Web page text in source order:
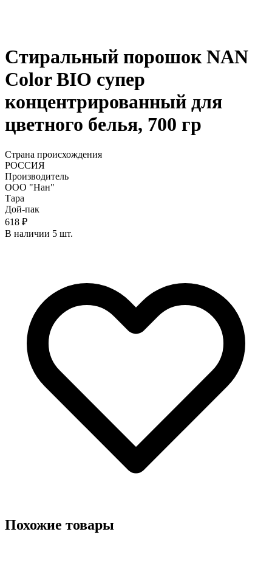
Стиральный порошок NAN
Color BIO супер
концентрированный для
цветного белья, 700 гр
Страна происхождения
РОССИЯ
Производитель
ООО "Нан"
Тара
Дой-пак
618 ₽
В наличии 5 шт.
Похожие товары